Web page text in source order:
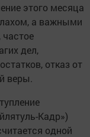
этого месяца
а важными
дел,
отказ от
веры.
Кадр»)
одной